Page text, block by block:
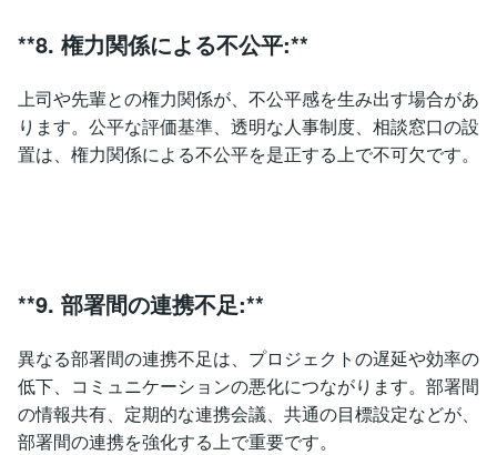
**8. 権力関係による不公平:**
上司や先輩との権力関係が、不公平感を生み出す場合があ
ります。公平な評価基準、透明な人事制度、相談窓口の設
置は、権力関係による不公平を是正する上で不可欠です。
**9. 部署間の連携不足:**
異なる部署間の連携不足は、プロジェクトの遅延や効率の
低下、コミュニケーションの悪化につながります。部署間
の情報共有、定期的な連携会議、共通の目標設定などが、
部署間の連携を強化する上で重要です。